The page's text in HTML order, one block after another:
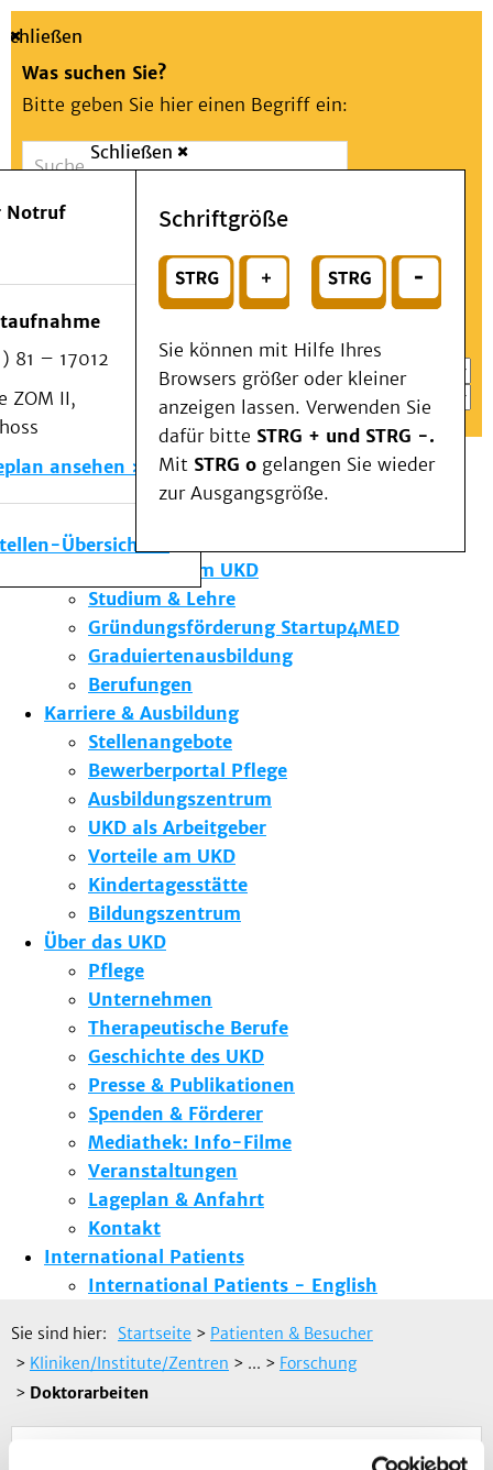
Suche
Schließen
Was suchen Sie?
Bitte geben Sie hier einen Begriff ein:
Suchen
oder
Wählen Sie ein Thema für Ihren Schnelleinstieg
Notfall
Schließen
Notruf
81 – 17012
ZOM II,
ansehen
Übersicht
Schriftgröße
Sie können mit Hilfe Ihres
Browsers größer oder kleiner
anzeigen lassen. Verwenden Sie
dafür bitte STRG + und STRG -.
Mit STRG o gelangen Sie wieder
zur Ausgangsgröße.
Menü
Patienten & Besucher
Kliniken/Institute/Zentren
Als Patient am UKD
Beratung und Unterstützung
Veranstaltungen
Kommunikation im Medizinwesen (KIM)
Notfall
Forschung & Lehre
Die Institute des UKD
Forschung am UKD
Studium & Lehre
Gründungsförderung Startup4MED
Graduiertenausbildung
Berufungen
Karriere & Ausbildung
Stellenangebote
Bewerberportal Pflege
Ausbildungszentrum
UKD als Arbeitgeber
Vorteile am UKD
Kindertagesstätte
Bildungszentrum
Über das UKD
Pflege
Unternehmen
Therapeutische Berufe
Geschichte des UKD
Presse & Publikationen
Spenden & Förderer
Mediathek: Info-Filme
Veranstaltungen
Lageplan & Anfahrt
Kontakt
International Patients
International Patients - English
Sie sind hier: Startseite > Patienten & Besucher
> Kliniken/Institute/Zentren > ... > Forschung
> Doktorarbeiten